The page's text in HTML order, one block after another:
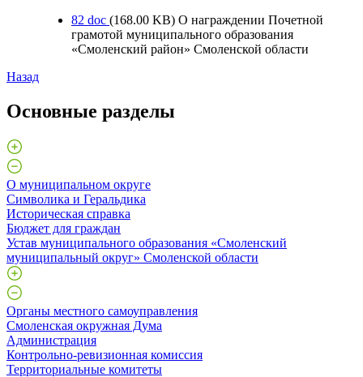
82 doc (168.00 KB) О награждении Почетной
грамотой муниципального образования
«Смоленский район» Смоленской области
Назад
Основные разделы
О муниципальном округе
Символика и Геральдика
Историческая справка
Бюджет для граждан
Устав муниципального образования «Смоленский
муниципальный округ» Смоленской области
Органы местного самоуправления
Смоленская окружная Дума
Администрация
Контрольно-ревизионная комиссия
Территориальные комитеты